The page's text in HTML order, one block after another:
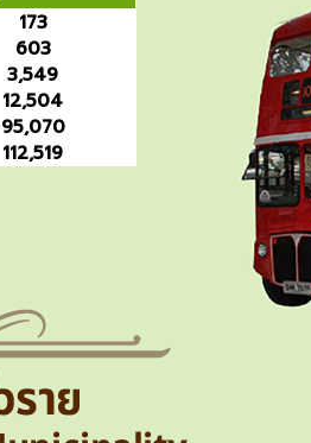
173
603
3,549
12,504
95,070
112,519